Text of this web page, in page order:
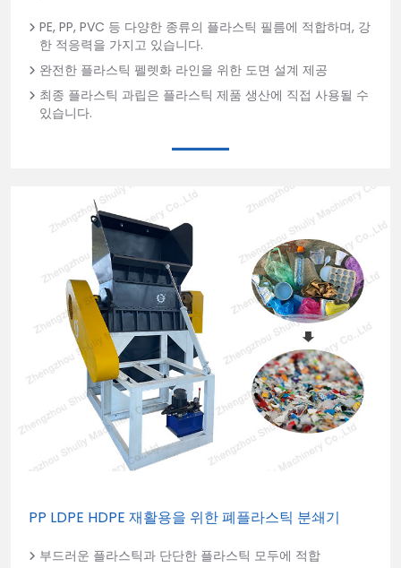
PE, PP, PVC 등 다양한 종류의 플라스틱 필름에 적합하며, 강
한 적응력을 가지고 있습니다.
완전한 플라스틱 펠렛화 라인을 위한 도면 설계 제공
최종 플라스틱 과립은 플라스틱 제품 생산에 직접 사용될 수
있습니다.
PP LDPE HDPE 재활용을 위한 폐플라스틱 분쇄기
부드러운 플라스틱과 단단한 플라스틱 모두에 적합